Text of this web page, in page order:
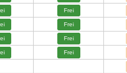
Frei
Frei
Frei
Frei